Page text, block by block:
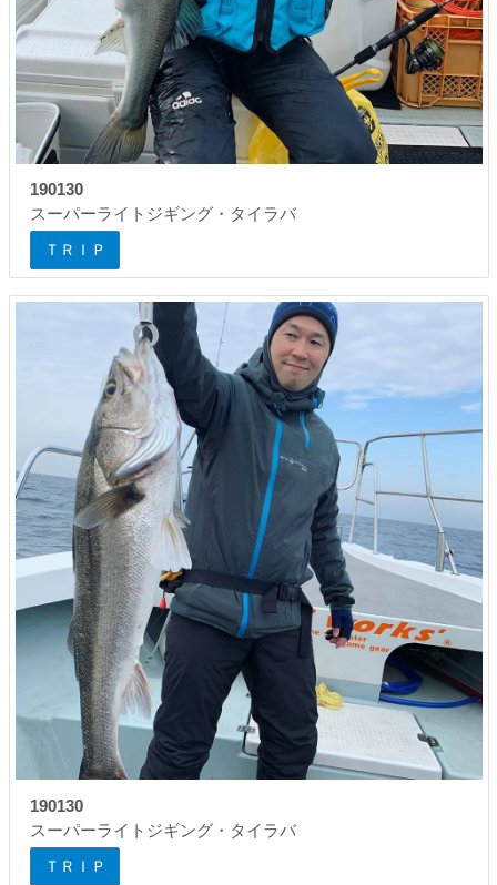
190130
スーパーライトジギング・タイラバ
ＴＲＩＰ
190130
スーパーライトジギング・タイラバ
ＴＲＩＰ